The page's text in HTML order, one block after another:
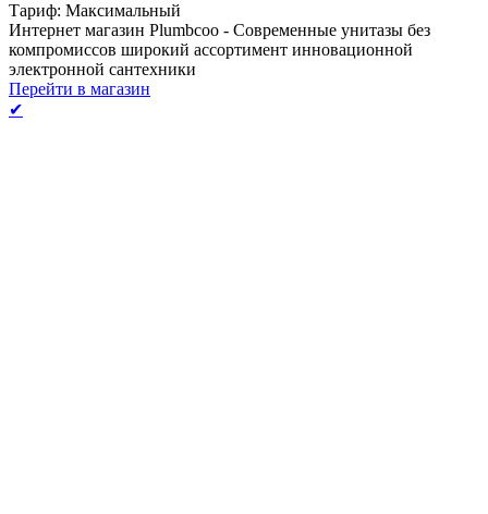
Тариф: Максимальный
Интернет магазин Plumbcoo - Современные унитазы без
компромиссов широкий ассортимент инновационной
электронной сантехники
Перейти в магазин
✔